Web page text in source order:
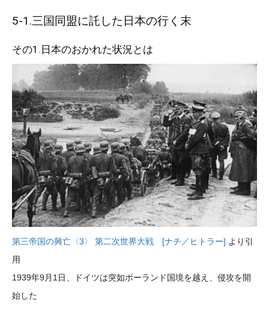
5-1.三国同盟に託した日本の行く末
その1.日本のおかれた状況とは
第三帝国の興亡〈3〉 第二次世界大戦 [ナチ／ヒトラー] より引
用
1939年9月1日、ドイツは突如ポーランド国境を越え、侵攻を開
始した